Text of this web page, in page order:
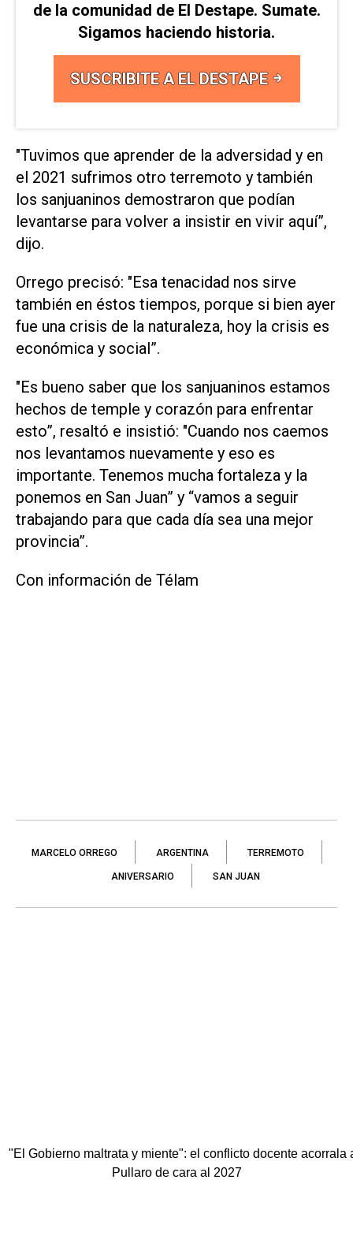
de la comunidad de El Destape. Sumate.
Sigamos haciendo historia.
SUSCRIBITE A EL DESTAPE
"Tuvimos que aprender de la adversidad y en
el 2021 sufrimos otro terremoto y también
los sanjuaninos demostraron que podían
levantarse para volver a insistir en vivir aquí”,
dijo.
Orrego precisó: "Esa tenacidad nos sirve
también en éstos tiempos, porque si bien ayer
fue una crisis de la naturaleza, hoy la crisis es
económica y social”.
"Es bueno saber que los sanjuaninos estamos
hechos de temple y corazón para enfrentar
esto”, resaltó e insistió: "Cuando nos caemos
nos levantamos nuevamente y eso es
importante. Tenemos mucha fortaleza y la
ponemos en San Juan” y “vamos a seguir
trabajando para que cada día sea una mejor
provincia”.
Con información de Télam
MARCELO ORREGO ARGENTINA TERREMOTO
ANIVERSARIO SAN JUAN